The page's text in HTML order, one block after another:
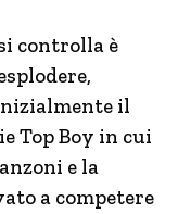
controlla è
il
Top Boy in cui
e la
a competere